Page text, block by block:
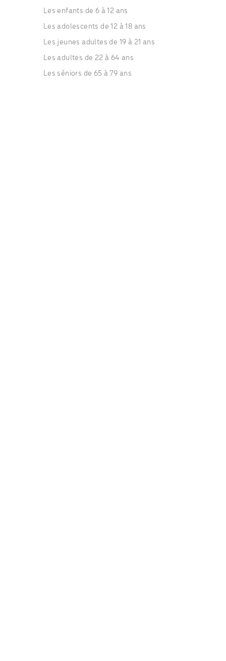
Les enfants de 6 à 12 ans
Les adolescents de 12 à 18 ans
Les jeunes adultes de 19 à 21 ans
Les adultes de 22 à 64 ans
Les séniors de 65 à 79 ans